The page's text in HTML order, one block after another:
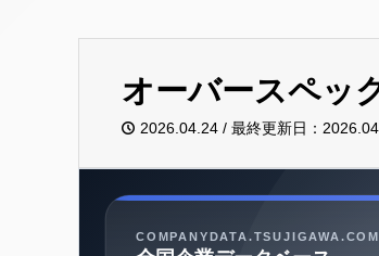
オーバースペッ
2026.04.24 / 最終更新日：